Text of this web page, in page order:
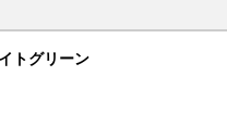
トグリーン